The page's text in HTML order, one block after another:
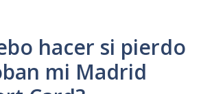
hacer si pierdo
mi Madrid